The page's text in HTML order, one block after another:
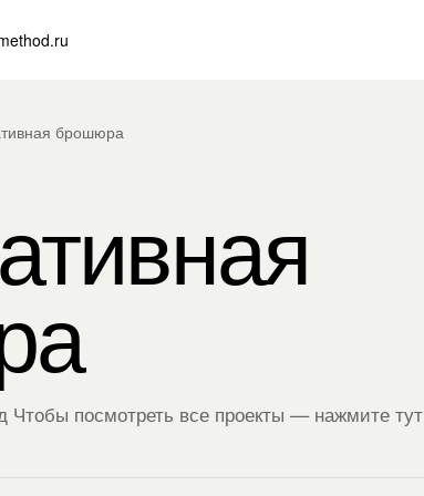
брошюра
посмотреть все проекты — нажмите тут